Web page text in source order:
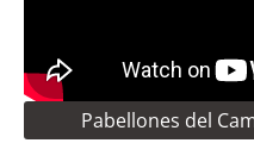
Pabellones del